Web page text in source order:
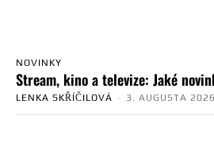
NOVINKY
Stream, kino a televize: Jaké
LENKA SKŘÍČILOVÁ - 3. AUGUSTA 2026